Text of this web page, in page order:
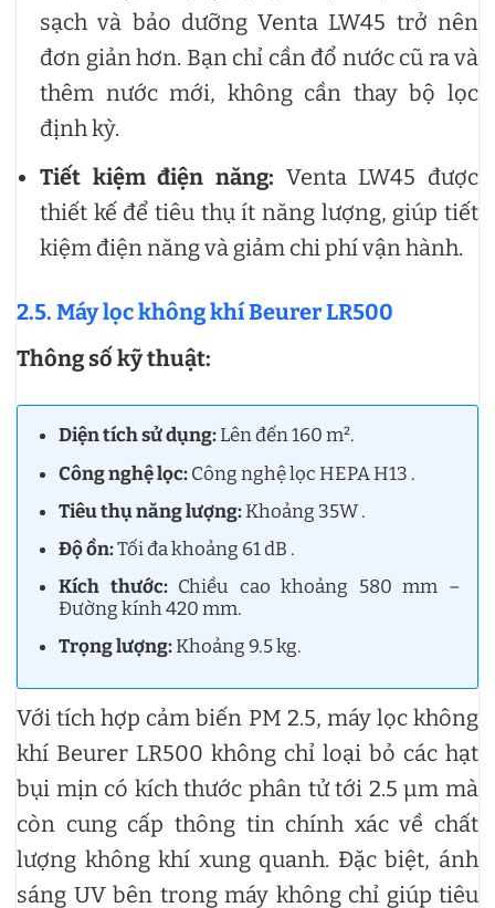
sạch và bảo dưỡng Venta LW45 trở nên
đơn giản hơn. Bạn chỉ cần đổ nước cũ ra và
thêm nước mới, không cần thay bộ lọc
định kỳ.
Tiết kiệm điện năng: Venta LW45 được
thiết kế để tiêu thụ ít năng lượng, giúp tiết
kiệm điện năng và giảm chi phí vận hành.
2.5. Máy lọc không khí Beurer LR500
Thông số kỹ thuật:
Diện tích sử dụng:Lên đến 160 m².
Công nghệ lọc:Công nghệ lọc HEPA H13 .
Tiêu thụ năng lượng:Khoảng 35W .
Độ ồn:Tối đa khoảng 61 dB .
Kích thước:Chiều cao khoảng 580 mm –
Đường kính 420 mm.
Trọng lượng:Khoảng 9.5 kg.
Với tích hợp cảm biến PM 2.5, máy lọc không
khí Beurer LR500 không chỉ loại bỏ các hạt
bụi mịn có kích thước phân tử tới 2.5 µm mà
còn cung cấp thông tin chính xác về chất
lượng không khí xung quanh. Đặc biệt, ánh
sáng UV bên trong máy không chỉ giúp tiêu